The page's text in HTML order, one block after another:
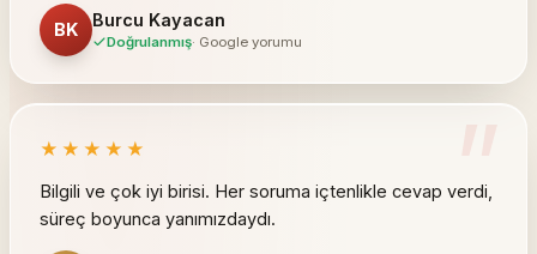
BK Burcu Kayacan
Doğrulanmış· Google yorumu
”
★★★★★
Bilgili ve çok iyi birisi. Her soruma içtenlikle cevap verdi,
süreç boyunca yanımızdaydı.